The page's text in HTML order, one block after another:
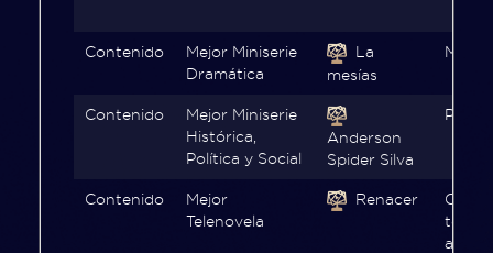
Contenido
Mejor Miniserie
Dramática
La
mesías
Contenido
Mejor Miniserie
Histórica,
Política y Social
Anderson
Spider Silva
Contenido
Mejor
Telenovela
Renacer